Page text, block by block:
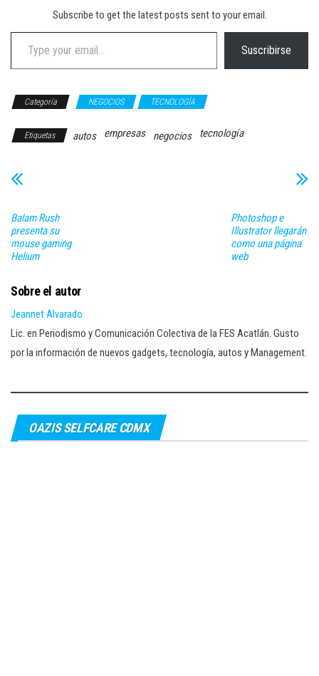
Subscribe to get the latest posts sent to your email.
Type your email…
Suscribirse
Categoría NEGOCIOS TECNOLOGÍA
Etiquetas autos empresas negocios tecnología
Balam Rush
presenta su
mouse gaming
Helium
Photoshop e
Illustrator llegarán
como una página
web
Sobre el autor
Jeannet Alvarado
Lic. en Periodismo y Comunicación Colectiva de la FES Acatlán. Gusto
por la información de nuevos gadgets, tecnología, autos y Management.
OAZIS SELFCARE CDMX